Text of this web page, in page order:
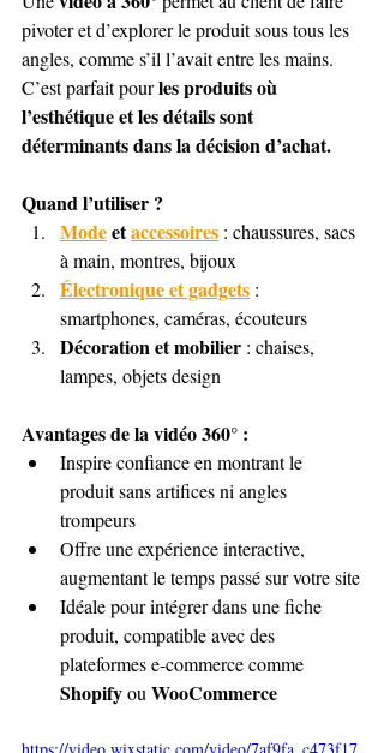
pivoter et d’explorer le produit sous tous les
angles, comme s’il l’avait entre les mains.
C’est parfait pour les produits où
l’esthétique et les détails sont
déterminants dans la décision d’achat.
Quand l’utiliser ?
Mode et accessoires : chaussures, sacs
à main, montres, bijoux
Électronique et gadgets :
smartphones, caméras, écouteurs
Décoration et mobilier : chaises,
lampes, objets design
Avantages de la vidéo 360° :
Inspire confiance en montrant le
produit sans artifices ni angles
trompeurs
Offre une expérience interactive,
augmentant le temps passé sur votre site
Idéale pour intégrer dans une fiche
produit, compatible avec des
plateformes e-commerce comme
Shopify ou WooCommerce